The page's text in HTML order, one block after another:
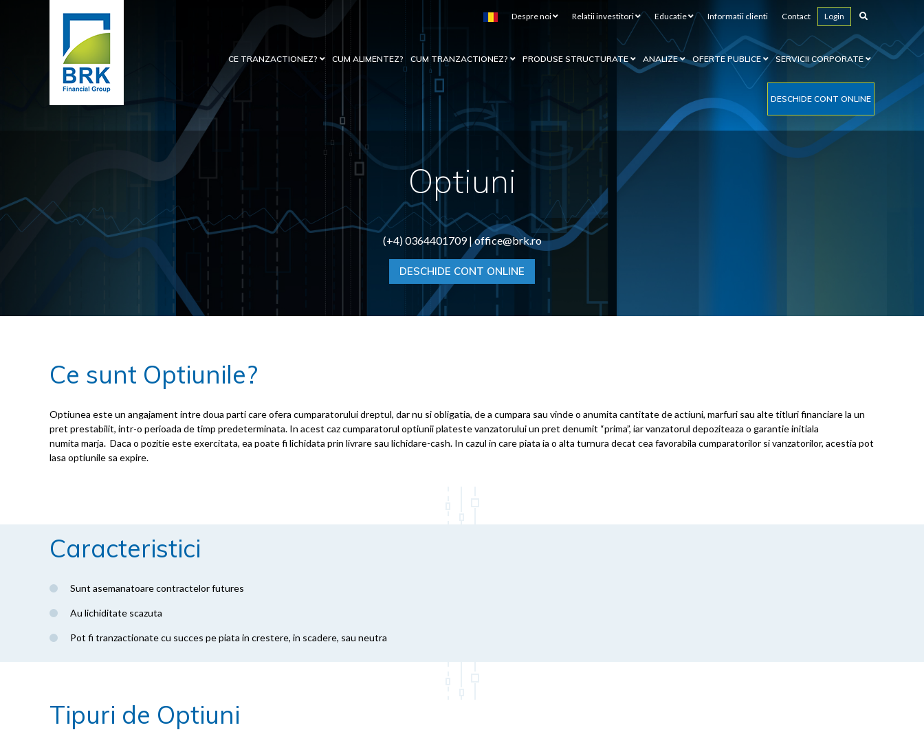
Despre noi Relatii investitori Educatie Informatii clienti Contact Login
CE TRANZACTIONEZ? CUM ALIMENTEZ? CUM TRANZACTIONEZ? PRODUSE STRUCTURATE ANALIZE OFERTE PUBLICE SERVICII CORPORATE
DESCHIDE CONT ONLINE
Optiuni
(+4) 0364401709 |office@brk.ro
DESCHIDE CONT ONLINE
Ce sunt Optiunile?
Optiunea este un angajament intre doua parti care ofera cumparatorului dreptul, dar nu si obligatia, de a cumpara sau vinde o anumita cantitate de actiuni, marfuri sau alte titluri financiare la un
pret prestabilit, intr-o perioada de timp predeterminata. In acest caz cumparatorul optiunii plateste vanzatorului un pret denumit “prima”, iar vanzatorul depoziteaza o garantie initiala
numita marja. Daca o pozitie este exercitata, ea poate fi lichidata prin livrare sau lichidare-cash. In cazul in care piata ia o alta turnura decat cea favorabila cumparatorilor si vanzatorilor, acestia pot
lasa optiunile sa expire.
Caracteristici
Sunt asemanatoare contractelor futures
Au lichiditate scazuta
Pot fi tranzactionate cu succes pe piata in crestere, in scadere, sau neutra
Tipuri de Optiuni